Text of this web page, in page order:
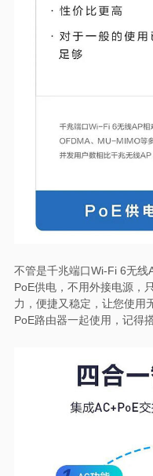
不管是千兆端口Wi-Fi 6无线
PoE供电，不用外接电源，
力，便捷又稳定，让您使用
PoE路由器一起使用，记得